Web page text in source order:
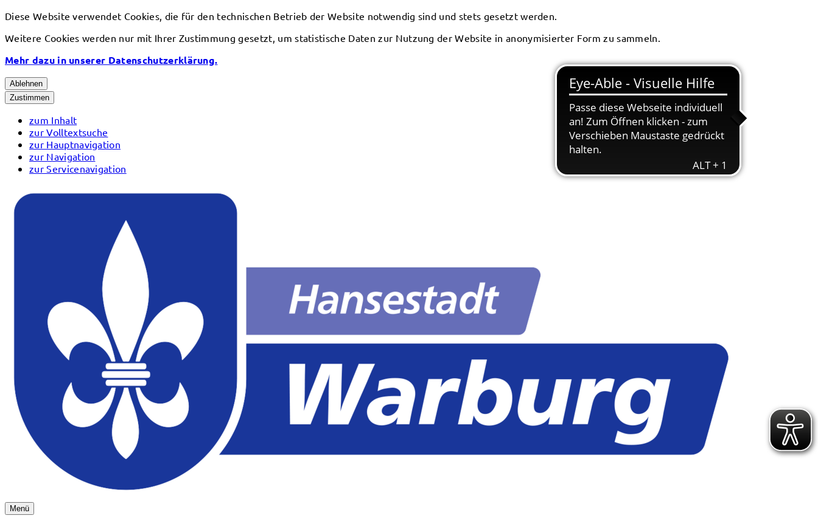
Diese Website verwendet Cookies, die für den technischen Betrieb der Website notwendig sind und stets gesetzt werden.
Weitere Cookies werden nur mit Ihrer Zustimmung gesetzt, um statistische Daten zur Nutzung der Website in anonymisierter Form zu sammeln.
Mehr dazu in unserer Datenschutzerklärung.
Ablehnen
Zustimmen
zum Inhalt
zur Volltextsuche
zur Hauptnavigation
zur Navigation
zur Servicenavigation
Menü